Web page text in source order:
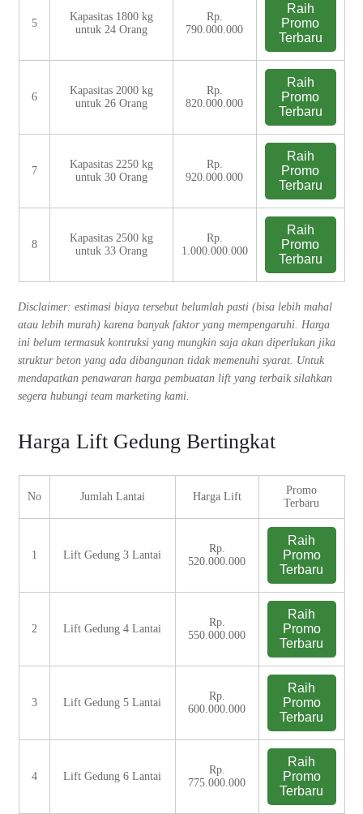
5
Kapasitas 1800 kg
untuk 24 Orang
Rp.
790.000.000
Raih
Promo
Terbaru
6
Kapasitas 2000 kg
untuk 26 Orang
Rp.
820.000.000
Raih
Promo
Terbaru
7
Kapasitas 2250 kg
untuk 30 Orang
Rp.
920.000.000
Raih
Promo
Terbaru
8
Kapasitas 2500 kg
untuk 33 Orang
Rp.
1.000.000.000
Raih
Promo
Terbaru
Disclaimer: estimasi biaya tersebut belumlah pasti (bisa lebih mahal
atau lebih murah) karena banyak faktor yang mempengaruhi. Harga
ini belum termasuk kontruksi yang mungkin saja akan diperlukan jika
struktur beton yang ada dibangunan tidak memenuhi syarat. Untuk
mendapatkan penawaran harga pembuatan lift yang terbaik silahkan
segera hubungi team marketing kami.
Harga Lift Gedung Bertingkat
No Jumlah Lantai Harga Lift
Promo
Terbaru
1 Lift Gedung 3 Lantai
Rp.
520.000.000
Raih
Promo
Terbaru
2 Lift Gedung 4 Lantai
Rp.
550.000.000
Raih
Promo
Terbaru
3 Lift Gedung 5 Lantai
Rp.
600.000.000
Raih
Promo
Terbaru
4 Lift Gedung 6 Lantai
Rp.
775.000.000
Raih
Promo
Terbaru